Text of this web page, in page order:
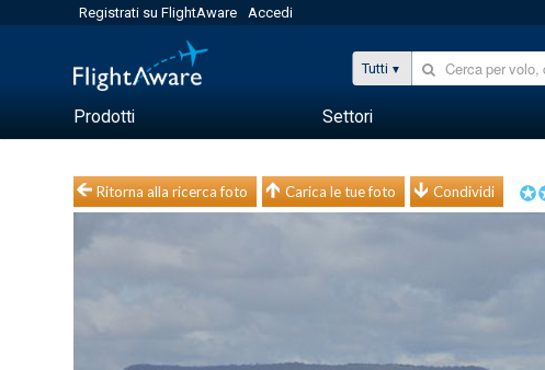
Registrati su FlightAware Accedi
Tutti
Prodotti Settori
Ritorna alla ricerca foto Carica le tue foto Condividi